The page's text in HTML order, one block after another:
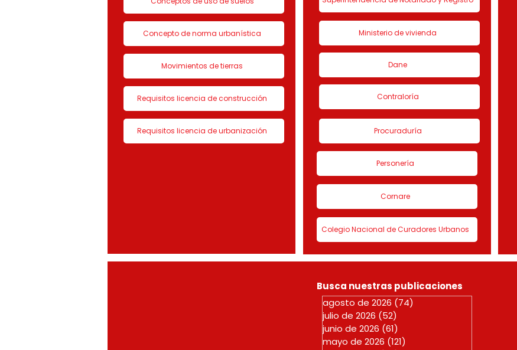
Concepto de norma urbanística
Movimientos de tierras
Requisitos licencia de construcción
Requisitos licencia de urbanización
Ministerio de vivienda
Dane
Contraloría
Procuraduría
Personería
Cornare
Colegio Nacional de Curadores Urbanos
Busca nuestras publicaciones
agosto de 2026 (74)
julio de 2026 (52)
junio de 2026 (61)
mayo de 2026 (121)